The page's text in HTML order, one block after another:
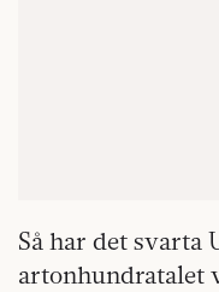
Så har det svarta
artonhundratalet